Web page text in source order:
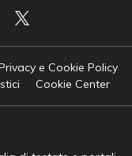
e Cookie Policy
Cookie Center